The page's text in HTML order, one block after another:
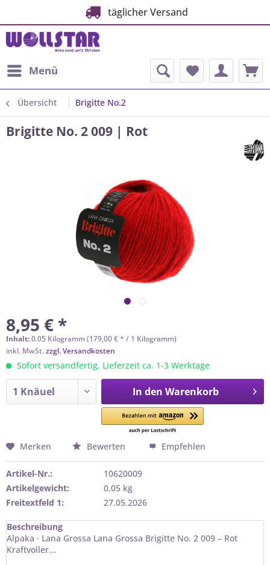
täglicher Versand
Menü
Übersicht Brigitte No.2
Brigitte No. 2 009 | Rot
8,95 € *
Inhalt:0.05 Kilogramm (179,00 € * / 1 Kilogramm)
inkl. MwSt.zzgl. Versandkosten
Sofort versandfertig, Lieferzeit ca. 1-3 Werktage
In den Warenkorb
Merken Bewerten Empfehlen
Artikel-Nr.:
10620009
Artikelgewicht:
0,05 kg
Freitextfeld 1:
27.05.2026
Beschreibung
Alpaka · Lana Grossa Lana Grossa Brigitte No. 2 009 – Rot
Kraftvoller...